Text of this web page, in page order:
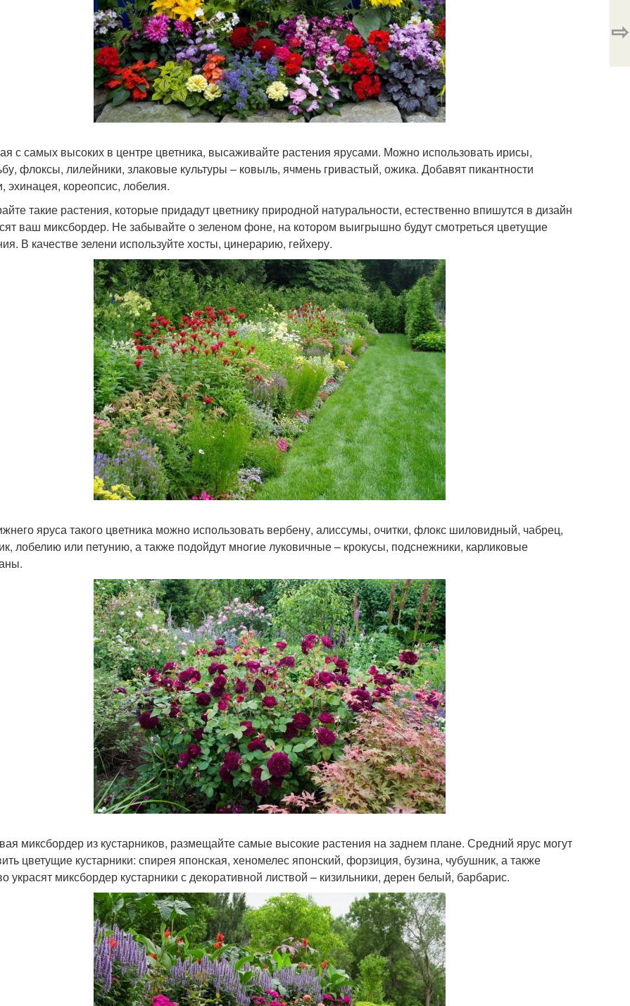
с самых высоких в центре цветника, высаживайте растения ярусами. Можно использовать ирисы,
флоксы, лилейники, злаковые культуры – ковыль, ячмень гривастый, ожика. Добавят пикантности
эхинацея, кореопсис, лобелия.
такие растения, которые придадут цветнику природной натуральности, естественно впишутся в дизайн
ваш миксбордер. Не забывайте о зеленом фоне, на котором выигрышно будут смотреться цветущие
В качестве зелени используйте хосты, цинерарию, гейхеру.
яруса такого цветника можно использовать вербену, алиссумы, очитки, флокс шиловидный, чабрец,
лобелию или петунию, а также подойдут многие луковичные – крокусы, подснежники, карликовые
миксбордер из кустарников, размещайте самые высокие растения на заднем плане. Средний ярус могут
цветущие кустарники: спирея японская, хеномелес японский, форзиция, бузина, чубушник, а также
украсят миксбордер кустарники с декоративной листвой – кизильники, дерен белый, барбарис.
⇨